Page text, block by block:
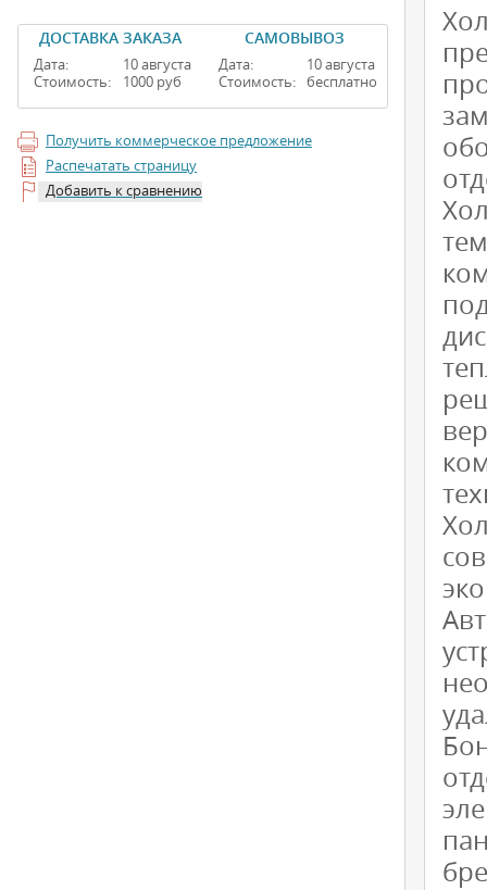
ДОСТАВКА ЗАКАЗА
Дата:
Стоимость:
10 августа
1000 руб
САМОВЫВОЗ
Дата:
Стоимость:
10 августа
бесплатно
Получить коммерческое предложение
Распечатать страницу
Добавить к сравнению